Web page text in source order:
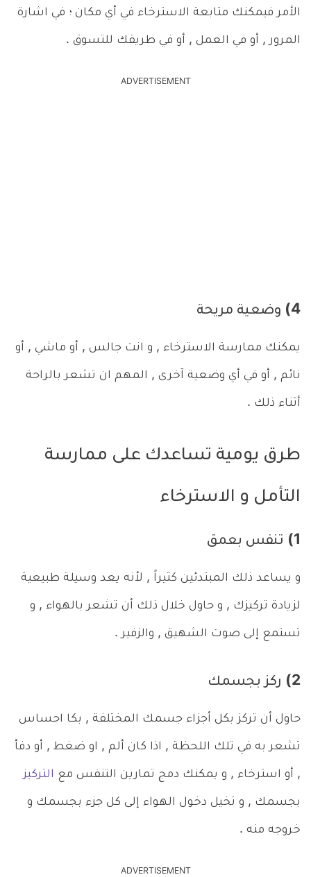
الأمر فيمكنك متابعة الاسترخاء في أي مكان ؛ في اشارة
المرور , أو في العمل , أو في طريقك للتسوق .
ADVERTISEMENT
4) وضعية مريحة
يمكنك ممارسة الاسترخاء , و انت جالس , أو ماشي , أو
نائم , أو في أي وضعية آخرى , المهم ان تشعر بالراحة
أثناء ذلك .
طرق يومية تساعدك على ممارسة
التأمل و الاسترخاء
1) تنفس بعمق
و يساعد ذلك المبتدئين كثيراً , لأنه يعد وسيلة طبيعية
لزيادة تركيزك , و حاول خلال ذلك أن تشعر بالهواء , و
تستمع إلى صوت الشهيق , والزفير .
2) ركز بجسمك
حاول أن تركز بكل أجزاء جسمك المختلفة , بكا احساس
تشعر به في تلك اللحظة , اذا كان ألم , او ضغط , أو دفأ
, أو استرخاء , و يمكنك دمج تمارين التنفس مع التركيز
بجسمك , و تخيل دخول الهواء إلى كل جزء بجسمك و
خروجه منه .
ADVERTISEMENT